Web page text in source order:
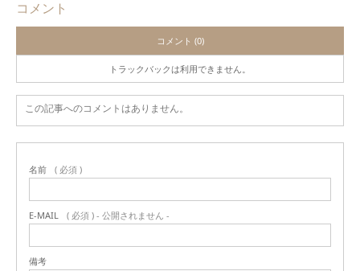
コメント
コメント (0)
トラックバックは利用できません。
この記事へのコメントはありません。
名前 ( 必須 )
E-MAIL ( 必須 ) - 公開されません -
備考